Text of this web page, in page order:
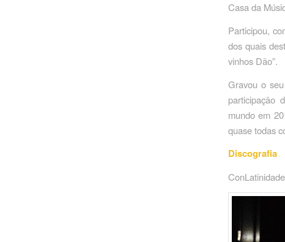
Casa da
Participou,
dos quais
vinhos Dão”.
Gravou o
participação
mundo em
quase todas
Discografia